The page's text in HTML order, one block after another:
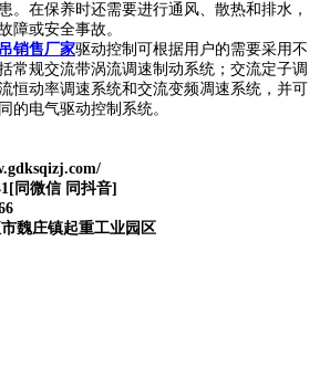
。在保养时还需要进行通风、散热和排水，
障或安全事故。
销售厂家驱动控制可根据用户的需要采用不
常规交流带涡流调速制动系统；交流定子调
恒动率调速系统和交流变频凋速系统，并可
的电气驱动控制系统。
同微信 同抖音]
庄镇起重工业园区